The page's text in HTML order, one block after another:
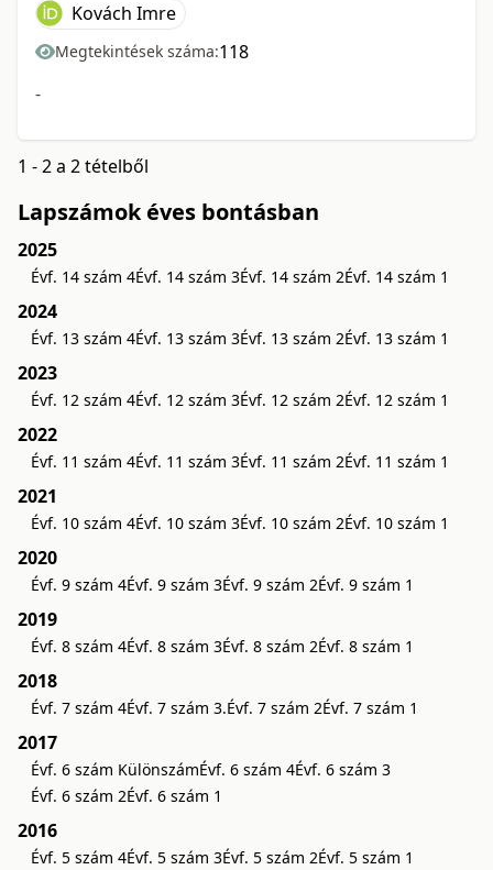
Kovách Imre
Megtekintések száma:118
-
1 - 2 a 2 tételből
Lapszámok éves bontásban
2025
Évf. 14 szám 4Évf. 14 szám 3Évf. 14 szám 2Évf. 14 szám 1
2024
Évf. 13 szám 4Évf. 13 szám 3Évf. 13 szám 2Évf. 13 szám 1
2023
Évf. 12 szám 4Évf. 12 szám 3Évf. 12 szám 2Évf. 12 szám 1
2022
Évf. 11 szám 4Évf. 11 szám 3Évf. 11 szám 2Évf. 11 szám 1
2021
Évf. 10 szám 4Évf. 10 szám 3Évf. 10 szám 2Évf. 10 szám 1
2020
Évf. 9 szám 4Évf. 9 szám 3Évf. 9 szám 2Évf. 9 szám 1
2019
Évf. 8 szám 4Évf. 8 szám 3Évf. 8 szám 2Évf. 8 szám 1
2018
Évf. 7 szám 4Évf. 7 szám 3.Évf. 7 szám 2Évf. 7 szám 1
2017
Évf. 6 szám KülönszámÉvf. 6 szám 4Évf. 6 szám 3
Évf. 6 szám 2Évf. 6 szám 1
2016
Évf. 5 szám 4Évf. 5 szám 3Évf. 5 szám 2Évf. 5 szám 1